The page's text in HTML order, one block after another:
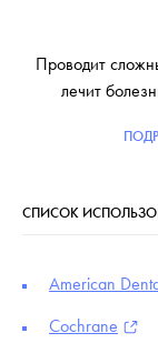
Проводит
лечит
СПИСОК
American
Cochrane